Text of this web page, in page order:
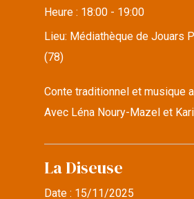
Heure : 18:00 - 19:00
Lieu: Médiathèque de Jouars
(78)
Conte traditionnel et musique
Avec Léna Noury-Mazel et
La Diseuse
Date : 15/11/2025